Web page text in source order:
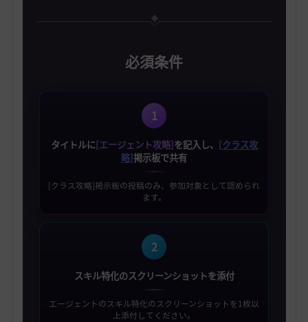
必須条件
1
タイトルに[エージェント攻略]を記入し、 [クラス攻
略]掲示板で共有
[クラス攻略]掲示板の投稿のみ、参加対象として認められ
ます。
2
スキル特化のスクリーンショットを添付
エージェントのスキル特化のスクリーンショットを1枚以
上添付してください。